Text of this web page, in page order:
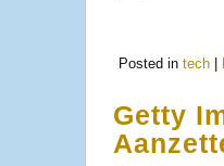
Posted in tech
Getty